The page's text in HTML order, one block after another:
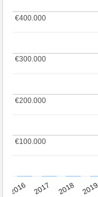
2016 2017 2018 2019
€100.000
€100.000
€200.000
€200.000
€300.000
€300.000
€400.000
€400.000